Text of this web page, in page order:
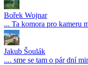
Bořek Wojnar
... Ta komora pro kameru
Jakub Šoulák
.... sme se tam o pár dní